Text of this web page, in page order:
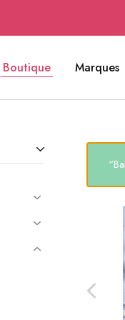
Boutique Marques